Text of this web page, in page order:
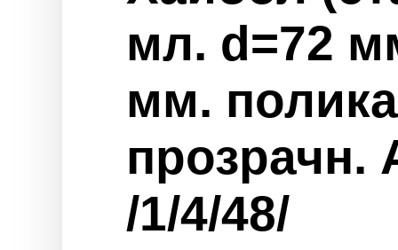
мл. d=72
мм.
прозрачн.
/1/4/48/